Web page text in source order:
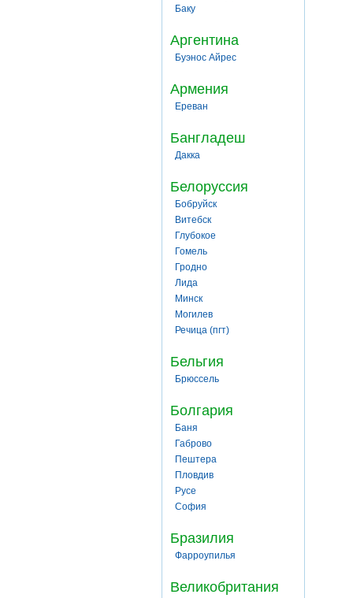
Баку
Аргентина
Буэнос Айрес
Армения
Ереван
Бангладеш
Дакка
Белоруссия
Бобруйск
Витебск
Глубокое
Гомель
Гродно
Лида
Минск
Могилев
Речица (пгт)
Бельгия
Брюссель
Болгария
Баня
Габрово
Пештера
Пловдив
Русе
София
Бразилия
Фарроупилья
Великобритания